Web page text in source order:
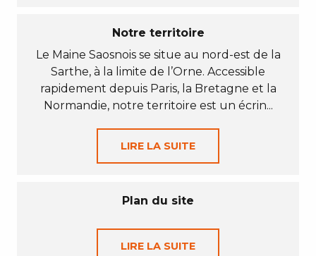
Notre territoire
Le Maine Saosnois se situe au nord-est de la
Sarthe, à la limite de l’Orne. Accessible
rapidement depuis Paris, la Bretagne et la
Normandie, notre territoire est un écrin...
LIRE LA SUITE
Plan du site
LIRE LA SUITE